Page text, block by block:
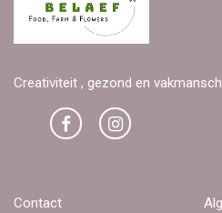
Creativiteit , gezond en
Contact